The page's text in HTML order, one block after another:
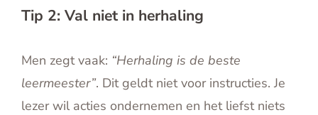
Tip 2: Val niet in herhaling
Men zegt vaak: “Herhaling is de beste
leermeester”. Dit geldt niet voor instructies. Je
lezer wil acties ondernemen en het liefst niets